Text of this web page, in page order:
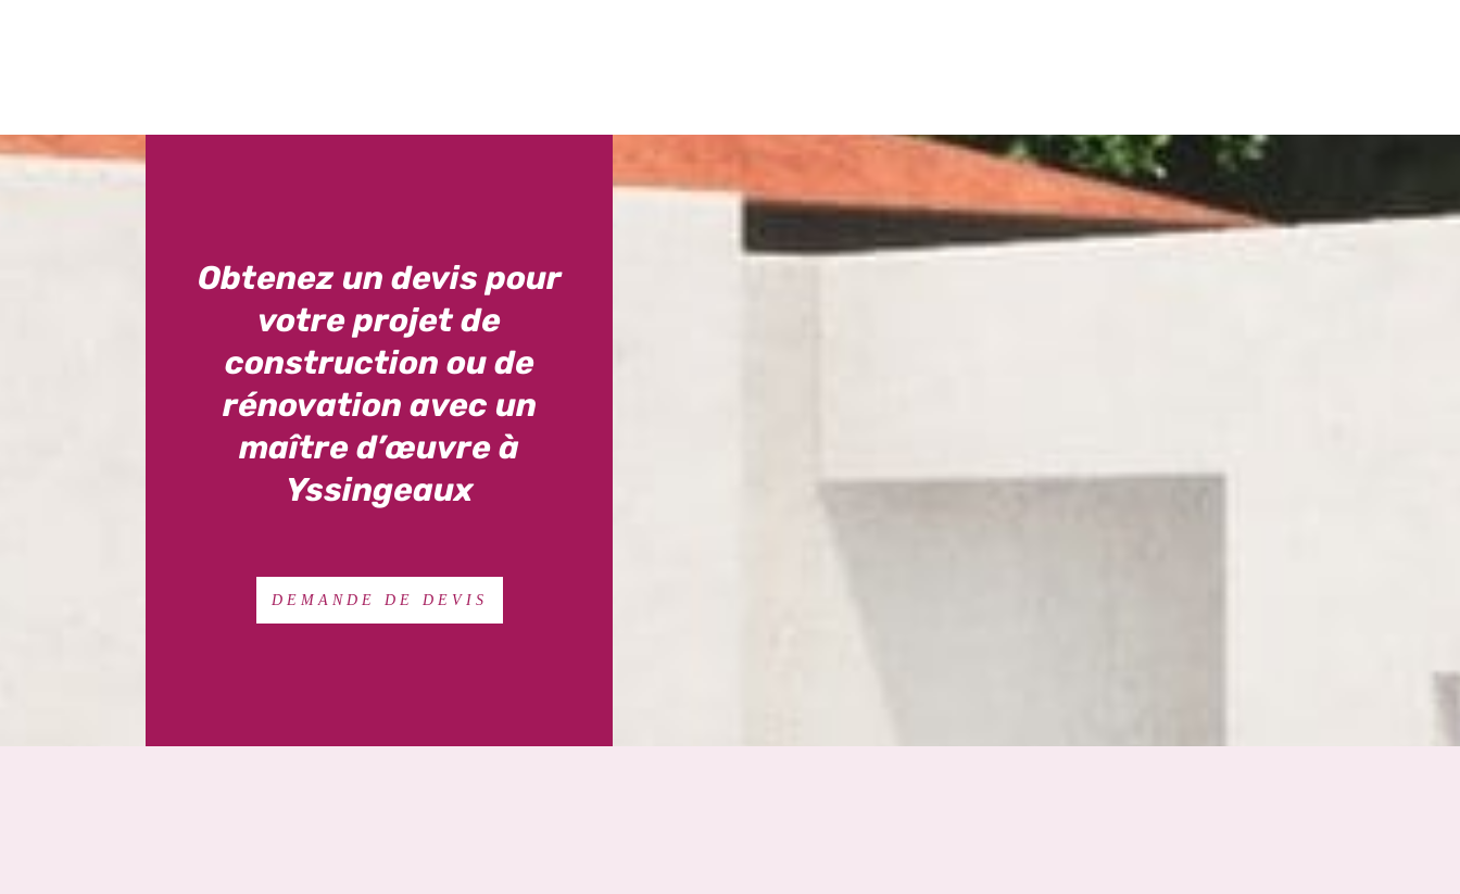
Obtenez un devis pour
votre projet de
construction ou de
rénovation avec un
maître d’œuvre à
Yssingeaux
DEMANDE DE DEVIS